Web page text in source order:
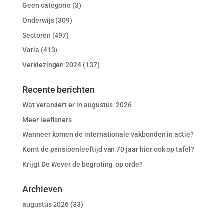
Geen categorie (3)
Onderwijs(309)
Sectoren (497)
Varia (413)
Verkiezingen 2024(137)
Recente berichten
Wat verandert er in augustus 2026
Meer leefloners
Wanneer komen de internationale vakbonden in actie?
Komt de pensioenleeftijd van 70 jaar hier ook op tafel?
Krijgt De Wever de begroting op orde?
Archieven
augustus 2026(33)